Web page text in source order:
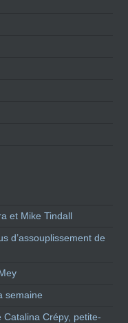
et Mike Tindall
d’assouplissement de
semaine
Catalina Crépy, petite-